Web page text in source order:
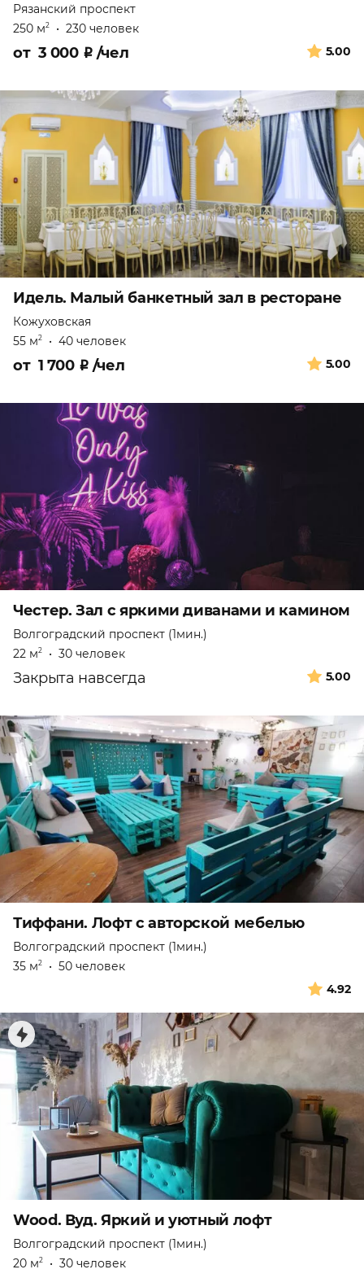
Рязанский проспект
250 м2 • 230 человек
5.00
от 3 000 ₽ /чел
Идель. Малый банкетный зал в ресторане
Кожуховская
55 м2 • 40 человек
5.00
от 1 700 ₽ /чел
Честер. Зал с яркими диванами и камином
Волгоградский проспект (1мин.)
22 м2 • 30 человек
5.00
Закрыта навсегда
Тиффани. Лофт с авторской мебелью
Волгоградский проспект (1мин.)
35 м2 • 50 человек
4.92
Wood. Вуд. Яркий и уютный лофт
Волгоградский проспект (1мин.)
20 м2 • 30 человек